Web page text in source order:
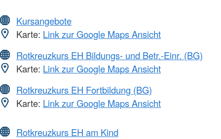
Kursangebote
Karte: Link zur Google Maps Ansicht
Rotkreuzkurs EH Bildungs- und Betr.-Einr. (BG)
Karte: Link zur Google Maps Ansicht
Rotkreuzkurs EH Fortbildung (BG)
Karte: Link zur Google Maps Ansicht
Rotkreuzkurs EH am Kind